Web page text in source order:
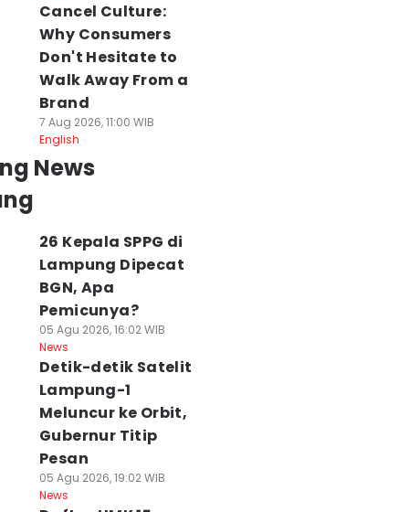
Cancel Culture:
Why Consumers
Don't Hesitate to
Walk Away From a
Brand
7 Aug 2026, 11:00 WIB
English
News
26 Kepala SPPG di
Lampung Dipecat
BGN, Apa
Pemicunya?
05 Agu 2026, 16:02 WIB
News
Detik-detik Satelit
Lampung-1
Meluncur ke Orbit,
Gubernur Titip
Pesan
05 Agu 2026, 19:02 WIB
News